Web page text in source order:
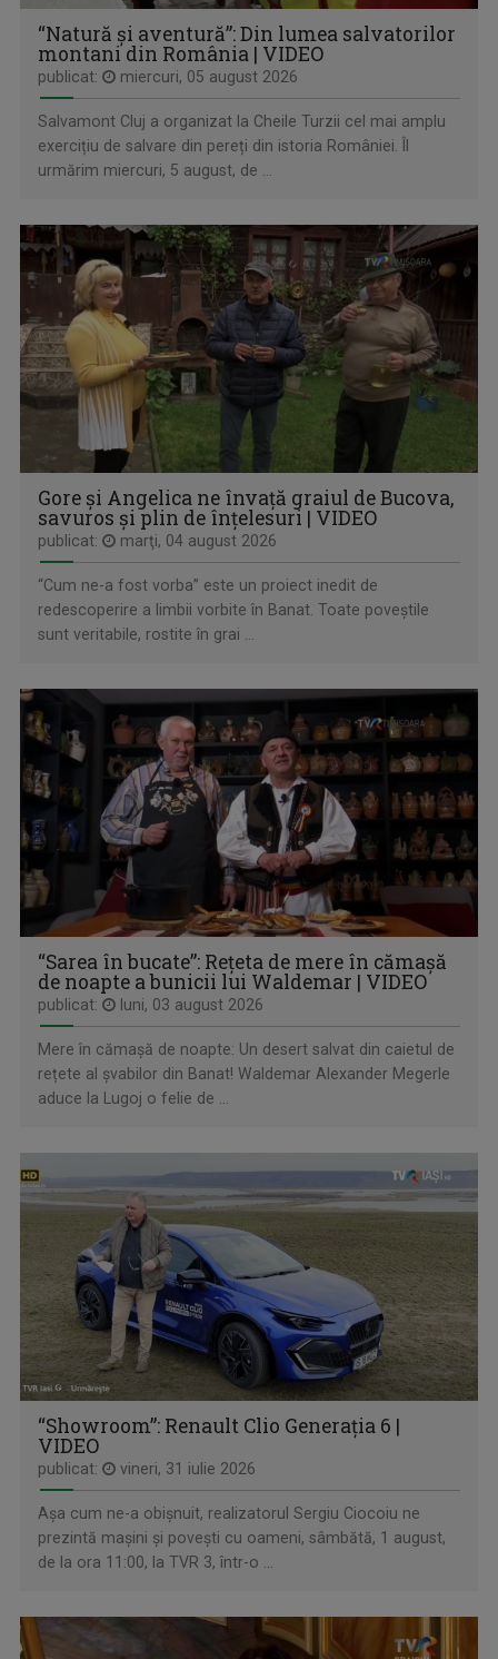
RAFINAMENT PLUS
TVR3: Sâmbătă, 19.55; duminică, 18.55
IDENTITATE BASARABIA
Interviu-portret cu personalități care au ...
PICĂTURA DE CULTURĂ
Pentru o minte sănătoasă, consumaţi cel puţin ...
SPIRIT ȘI CREDINȚĂ
Părintele Marius Resceanu și invitații săi ...
LOCURI, OAMENI ȘI COMORI
Duminica, ora 11.30, bilunar
“Natură și aventură”: Din lumea salvatorilor
montani din România | VIDEO
publicat: miercuri, 05 august 2026
Salvamont Cluj a organizat la Cheile Turzii cel mai amplu
exercițiu de salvare din pereți din istoria României. Îl
urmărim miercuri, 5 august, de ...
Gore și Angelica ne învață graiul de Bucova,
savuros și plin de înțelesuri | VIDEO
publicat: marţi, 04 august 2026
“Cum ne-a fost vorba” este un proiect inedit de
redescoperire a limbii vorbite în Banat. Toate poveștile
sunt veritabile, rostite în grai ...
“Sarea în bucate”: Rețeta de mere în cămașă
de noapte a bunicii lui Waldemar | VIDEO
publicat: luni, 03 august 2026
Mere în cămașă de noapte: Un desert salvat din caietul de
rețete al șvabilor din Banat! Waldemar Alexander Megerle
aduce la Lugoj o felie de ...
“Showroom”: Renault Clio Generaţia 6 |
VIDEO
publicat: vineri, 31 iulie 2026
Așa cum ne-a obișnuit, realizatorul Sergiu Ciocoiu ne
prezintă mașini și povești cu oameni, sâmbătă, 1 august,
de la ora 11:00, la TVR 3, într-o ...